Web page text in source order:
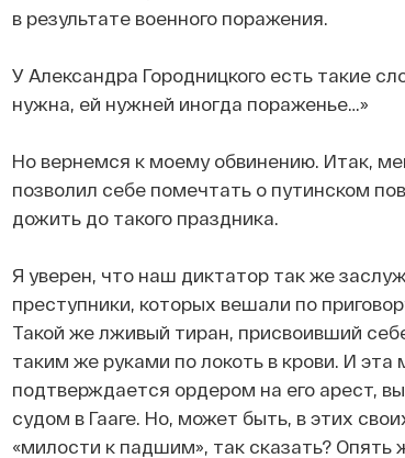
в результате военного поражения.
У Александра Городницкого есть такие
нужна, ей нужней иногда пораженье…»
Но вернемся к моему обвинению. Итак,
позволил себе помечтать о путинском
дожить до такого праздника.
Я уверен, что наш диктатор так же
преступники, которых вешали по
Такой же лживый тиран, присвоивший
таким же руками по локоть в крови. И
подтверждается ордером на его арест,
судом в Гааге. Но, может быть, в этих
«милости к падшим», так сказать? Опять